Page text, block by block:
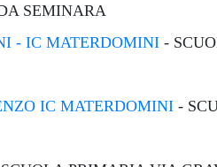
SEMINARA
- IC MATERDOMINI -
IC MATERDOMINI -